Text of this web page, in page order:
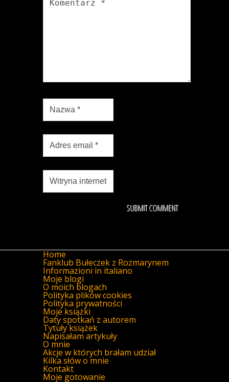
Home
Fanklub Bułeczek z Rozmarynem
Informazioni in italiano
Moje blogi
O moich blogach
Polityka plików cookies
Polityka prywatności
Moje książki
Daty spotkań z autorem
Tytuły książek
Napisałam artykuły
O mnie
Akcje w których brałam udział
Kilka słów o mnie
Kontakt
Moje gotowanie